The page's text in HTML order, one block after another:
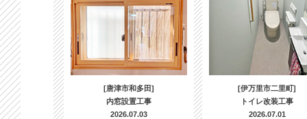
[唐津市和多田]
内窓設置工事
2026.07.03
[伊万里市二里町]
トイレ改装工事
2026.07.01